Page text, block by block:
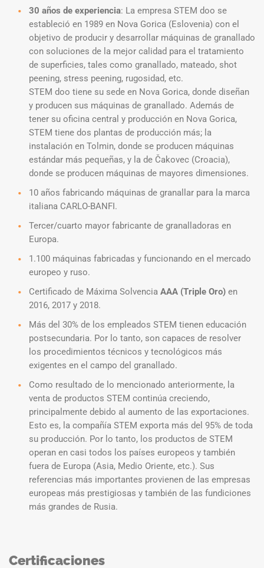
30 años de experiencia: La empresa STEM doo se
estableció en 1989 en Nova Gorica (Eslovenia) con el
objetivo de producir y desarrollar máquinas de granallado
con soluciones de la mejor calidad para el tratamiento
de superficies, tales como granallado, mateado, shot
peening, stress peening, rugosidad, etc.
STEM doo tiene su sede en Nova Gorica, donde diseñan
y producen sus máquinas de granallado. Además de
tener su oficina central y producción en Nova Gorica,
STEM tiene dos plantas de producción más; la
instalación en Tolmin, donde se producen máquinas
estándar más pequeñas, y la de Čakovec (Croacia),
donde se producen máquinas de mayores dimensiones.
10 años fabricando máquinas de granallar para la marca
italiana CARLO-BANFI.
Tercer/cuarto mayor fabricante de granalladoras en
Europa.
1.100 máquinas fabricadas y funcionando en el mercado
europeo y ruso.
Certificado de Máxima Solvencia AAA (Triple Oro)en
2016, 2017 y 2018.
Más del 30% de los empleados STEM tienen educación
postsecundaria. Por lo tanto, son capaces de resolver
los procedimientos técnicos y tecnológicos más
exigentes en el campo del granallado.
Como resultado de lo mencionado anteriormente, la
venta de productos STEM continúa creciendo,
principalmente debido al aumento de las exportaciones.
Esto es, la compañía STEM exporta más del 95% de toda
su producción. Por lo tanto, los productos de STEM
operan en casi todos los países europeos y también
fuera de Europa (Asia, Medio Oriente, etc.). Sus
referencias más importantes provienen de las empresas
europeas más prestigiosas y también de las fundiciones
más grandes de Rusia.
Certificaciones